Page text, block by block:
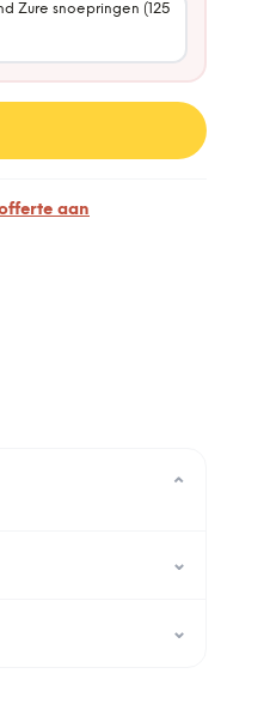
Zure snoepringen (125
aan
⌄
⌄
⌄